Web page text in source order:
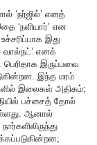
’நர்ஜில்’ எனத்
‘நளியார்’ என
இது
எனக்
பெரிதாக இருப்பவை
இந்த மரம்
இலைகள் அதிகம்;
பச்சைத் தோல்
ஆனால்